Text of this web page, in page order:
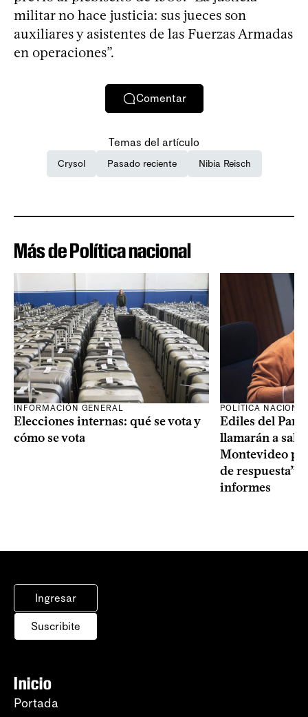
militar no hace justicia: sus jueces son
auxiliares y asistentes de las Fuerzas Armadas
en operaciones”.
Comentar
Temas del artículo
Crysol Pasado reciente Nibia Reisch
Más de Política nacional
INFORMACIÓN GENERAL
Elecciones internas: qué se vota y
cómo se vota
POLÍTICA
Ediles del
llamarán a sala
Montevideo
de respuesta”
informes
Ingresar
Suscribite
Inicio
Portada